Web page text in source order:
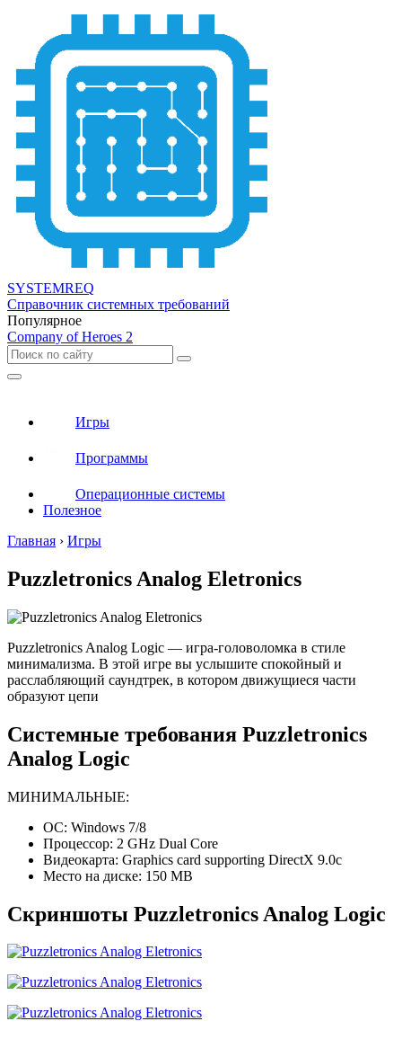
SYSTEMREQ
Справочник системных требований
Популярное
Company of Heroes 2
Игры
Программы
Операционные системы
Полезное
Главная › Игры
Puzzletronics Analog Eletronics
Puzzletronics Analog Logic — игра-головоломка в стиле
минимализма. В этой игре вы услышите спокойный и
расслабляющий саундтрек, в котором движущиеся части
образуют цепи
Системные требования Puzzletronics
Analog Logic
МИНИМАЛЬНЫЕ:
ОС: Windows 7/8
Процессор: 2 GHz Dual Core
Видеокарта: Graphics card supporting DirectX 9.0c
Место на диске: 150 MB
Скриншоты Puzzletronics Analog Logic